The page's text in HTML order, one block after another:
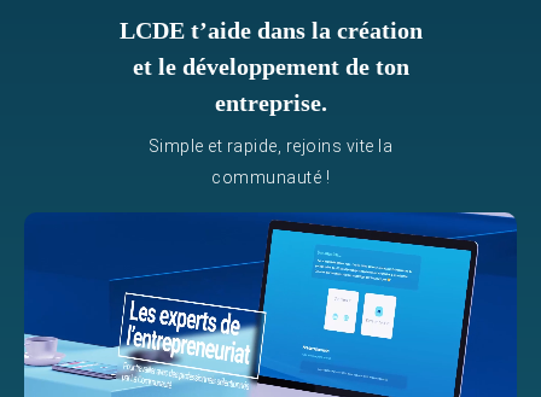
LCDE t’aide dans la création
et le développement de ton
entreprise.
Simple et rapide, rejoins vite la
communauté !